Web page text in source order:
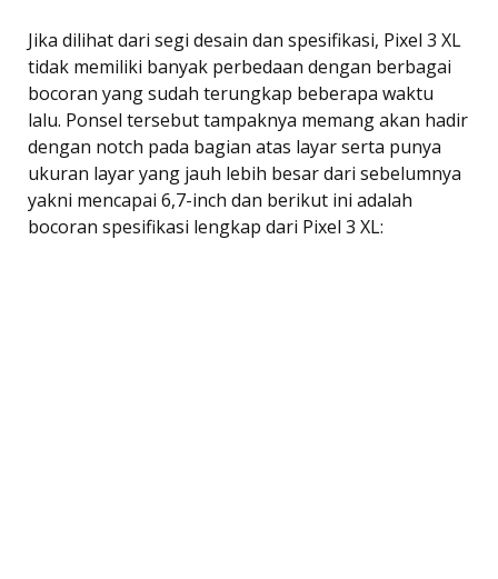
Jika dilihat dari segi desain dan spesifikasi, Pixel 3 XL
tidak memiliki banyak perbedaan dengan berbagai
bocoran yang sudah terungkap beberapa waktu
lalu. Ponsel tersebut tampaknya memang akan hadir
dengan notch pada bagian atas layar serta punya
ukuran layar yang jauh lebih besar dari sebelumnya
yakni mencapai 6,7-inch dan berikut ini adalah
bocoran spesifikasi lengkap dari Pixel 3 XL: